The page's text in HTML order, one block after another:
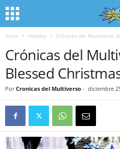
Inicio Holiday Crónicas del Multiverso
Crónicas del
Blessed
Por Cronicas del Multiverso - diciembre